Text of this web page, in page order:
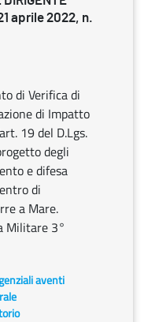
aprile 2022, n.
di Verifica di
di Impatto
19 del D.Lgs.
degli
e difesa
di
a Mare.
Militare 3°
aventi